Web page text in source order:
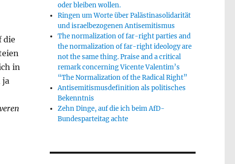
die
in
ja
Rechtfertigungsversuche migrationspolitischer
oder bleiben wollen.
Ringen um Worte über Palästinasolidarität
und israelbezogenen Antisemitismus
The normalization of far-right parties and
the normalization of far-right ideology are
not the same thing. Praise and a critical
remark concerning Vicente Valentim’s
“The Normalization of the Radical Right”
Antisemitismusdefinition als politisches
Bekenntnis
Zehn Dinge, auf die ich beim AfD-
Bundesparteitag achte